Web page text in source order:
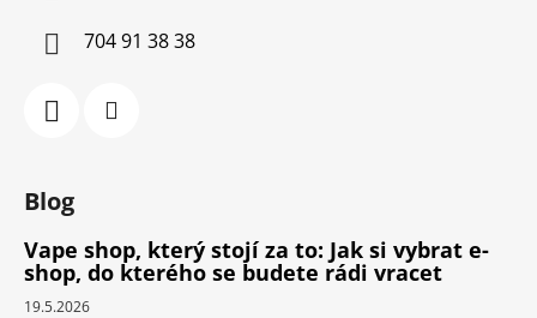
704 91 38 38
Blog
Vape shop, který stojí za to: Jak si vybrat e-
shop, do kterého se budete rádi vracet
19.5.2026